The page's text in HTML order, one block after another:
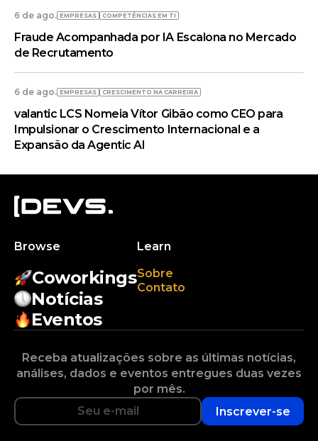
6 de ago. EMPRESAS COMPETÊNCIAS EM TI
Fraude Acompanhada por IA Escalona no Mercado
de Recrutamento
6 de ago. EMPRESAS CRESCIMENTO NA CARREIRA
valantic LCS Nomeia Vítor Gibão como CEO para
Impulsionar o Crescimento Internacional e a
Expansão da Agentic AI
Browse
Coworkings
Notícias
Eventos
Learn
Sobre
Contato
Receba atualizações sobre as últimas notícias,
análises, dados e eventos entregues duas vezes
por mês.
Inscrever-se